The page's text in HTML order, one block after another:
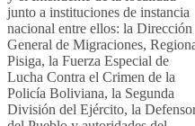
junto a instituciones de instancia
nacional entre ellos: la Dirección
General de Migraciones,
Pisiga, la Fuerza Especial de
Lucha Contra el Crimen de la
Policía Boliviana, la Segunda
División del Ejército, la